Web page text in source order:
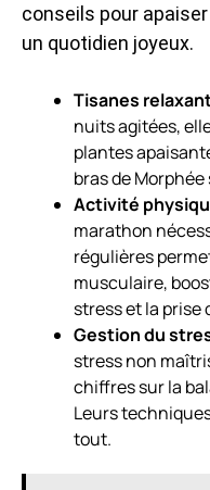
conseils pour
un quotidien joyeux.
Tisanes
nuits agitées,
plantes
bras de
Activité
marathon
régulières
musculaire,
stress et la prise
Gestion du
stress non
chiffres sur la
Leurs
tout.